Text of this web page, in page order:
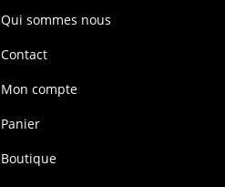
Qui sommes nous
Contact
Mon compte
Panier
Boutique